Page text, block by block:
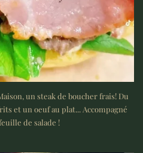
un steak de boucher frais! Du
et un oeuf au plat... Accompagné
de salade !